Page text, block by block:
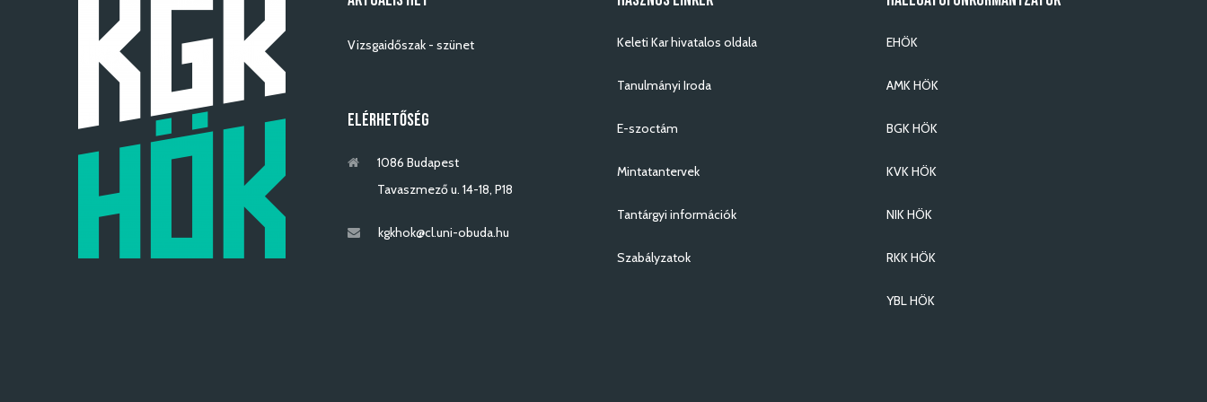
Vizsgaidőszak - szünet
ELÉRHETŐSÉG
1086 Budapest
Tavaszmező u. 14-18, P18
kgkhok@cl.uni-obuda.hu
Keleti Kar hivatalos oldala
Tanulmányi Iroda
E-szoctám
Mintatantervek
Tantárgyi információk
Szabályzatok
EHÖK
AMK HÖK
BGK HÖK
KVK HÖK
NIK HÖK
RKK HÖK
YBL HÖK